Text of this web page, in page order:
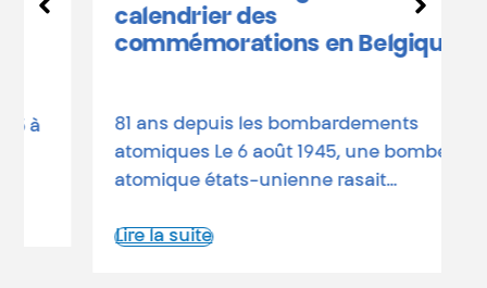
calendrier des
commémorations en Belgique
81 ans depuis les bombardements
atomiques Le 6 août 1945, une bombe
atomique états-unienne rasait…
Lire la suite